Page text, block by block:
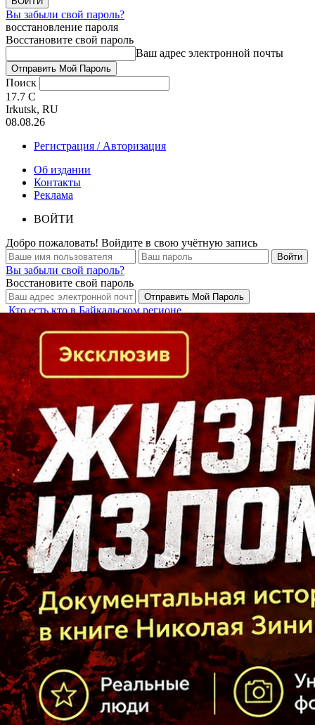
Вы забыли свой пароль?
восстановление пароля
Восстановите свой пароль
Ваш адрес электронной почты
Поиск
17.7 C
Irkutsk, RU
08.08.26
Регистрация / Авторизация
Об издании
Контакты
Реклама
ВОЙТИ
Добро пожаловать! Войдите в свою учётную запись
Вы забыли свой пароль?
Восстановите свой пароль
Кто есть кто в Байкальском регионе